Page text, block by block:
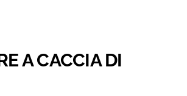
A CACCIA DI